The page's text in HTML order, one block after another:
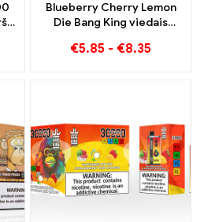
Blueberry Cherry Lemon
Die Bang King viedais
Pārskats par novatorisku
€5.85 - €8.35